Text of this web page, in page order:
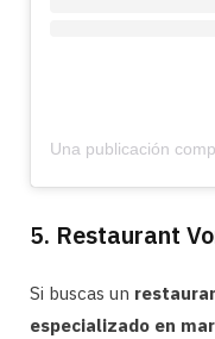
5. Restaurant
Si buscas un
especializado en